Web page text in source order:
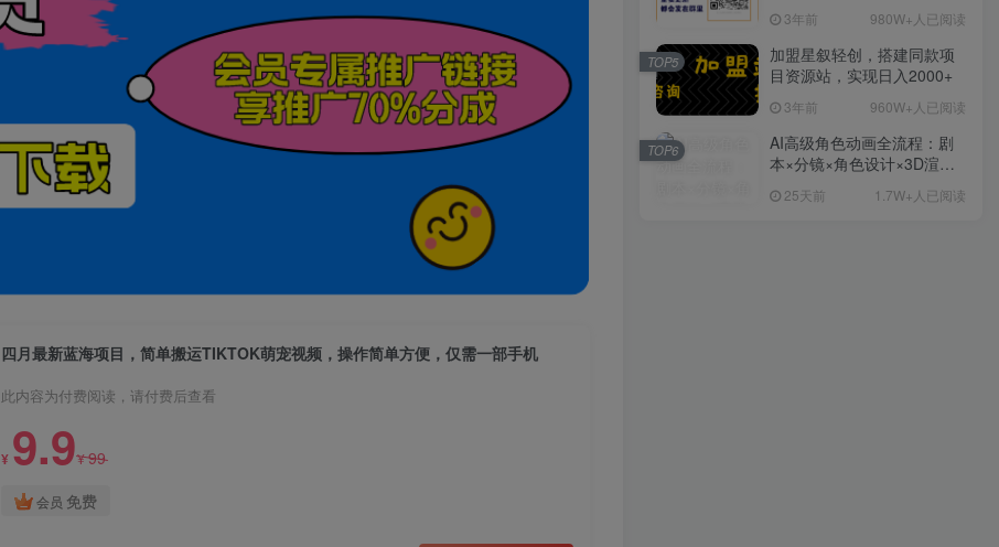
四月最新蓝海项目，简单搬运TIKTOK萌宠视频，操作简单方便，仅需一部手机
此内容为付费阅读，请付费后查看
¥ 9.9¥99
会员 免费
3年前 980W+人已阅读
加盟星叙轻创，搭建同款项
目资源站，实现日入2000+
3年前 960W+人已阅读
TOP5
AI高级角色动画全流程：剧
本×分镜×角色设计×3D渲染×
式教学
25天前 1.7W+人已阅读
TOP6